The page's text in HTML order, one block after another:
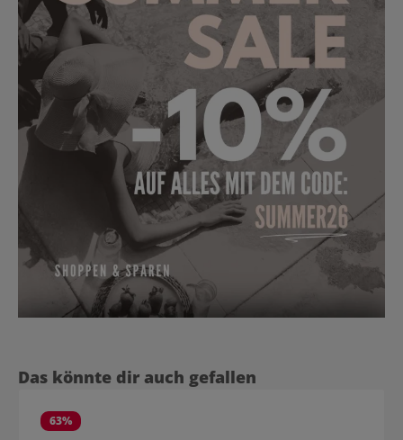
Produktgalerie überspringen
Das könnte dir auch gefallen
63%